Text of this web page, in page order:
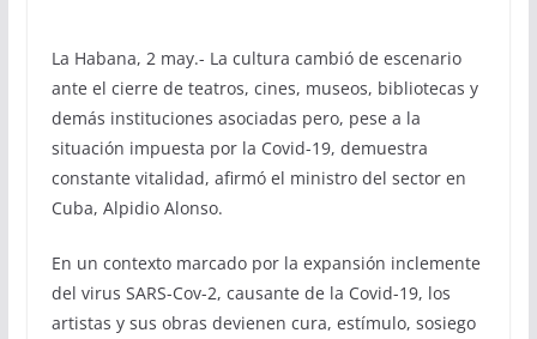
La Habana, 2 may.- La cultura cambió de escenario
ante el cierre de teatros, cines, museos, bibliotecas y
demás instituciones asociadas pero, pese a la
situación impuesta por la Covid-19, demuestra
constante vitalidad, afirmó el ministro del sector en
Cuba, Alpidio Alonso.
En un contexto marcado por la expansión inclemente
del virus SARS-Cov-2, causante de la Covid-19, los
artistas y sus obras devienen cura, estímulo, sosiego